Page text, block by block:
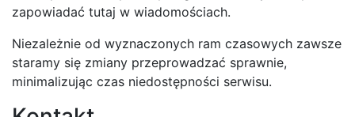
zapowiadać tutaj w wiadomościach.
Niezależnie od wyznaczonych ram czasowych zawsze
staramy się zmiany przeprowadzać sprawnie,
minimalizując czas niedostępności serwisu.